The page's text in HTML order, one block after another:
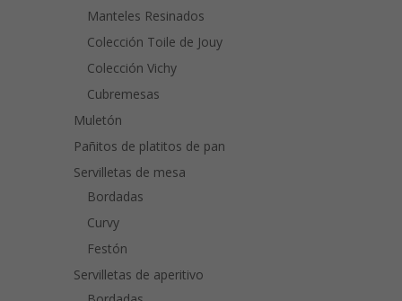
Manteles Resinados
Colección Toile de Jouy
Colección Vichy
Cubremesas
Muletón
Pañitos de platitos de pan
Servilletas de mesa
Bordadas
Curvy
Festón
Servilletas de aperitivo